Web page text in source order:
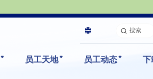
搜索
员工天地 员工动态 下